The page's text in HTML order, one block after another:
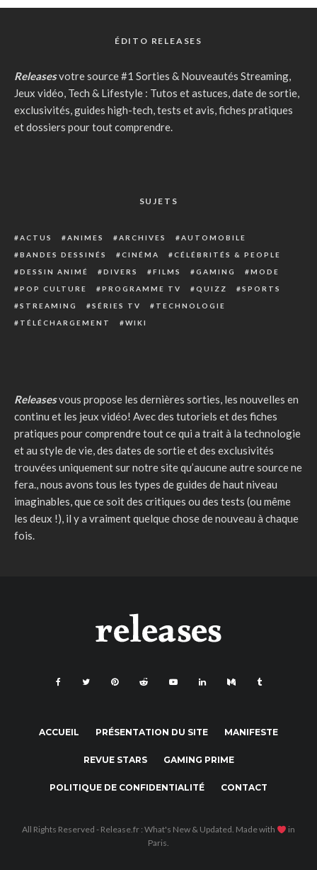
ÉDITO RELEASES
Releasesvotre source #1 Sorties & Nouveautés Streaming,
Jeux vidéo, Tech & Lifestyle : Tutos et astuces, date de sortie,
exclusivités, guides high-tech, tests et avis, fiches pratiques
et dossiers pour tout comprendre.
SUJETS
ACTUS ANIMES ARCHIVES
AUTOMOBILE
BANDES DESSINÉS
CINÉMA
CÉLÉBRITÉS & PEOPLE
DESSIN ANIMÉ
DIVERS FILMS GAMING
MODE
POP CULTURE
PROGRAMME TV QUIZZ
SPORTS
STREAMING
SÉRIES TV
TECHNOLOGIE
TÉLÉCHARGEMENT
WIKI
Releasesvous propose les dernières sorties, les nouvelles en
continu et les jeux vidéo! Avec des tutoriels et des fiches
pratiques pour comprendre tout ce qui a trait à la technologie
et au style de vie, des dates de sortie et des exclusivités
trouvées uniquement sur notre site qu’aucune autre source ne
fera., nous avons tous les types de guides de haut niveau
imaginables, que ce soit des critiques ou des tests (ou même
les deux !), il y a vraiment quelque chose de nouveau à chaque
fois.
ACCUEIL PRÉSENTATION DU SITE MANIFESTE
REVUE STARS GAMING PRIME
POLITIQUE DE CONFIDENTIALITÉ CONTACT
All Rights Reserved - Release.fr : What's New & Updated. Made with
in
Paris.